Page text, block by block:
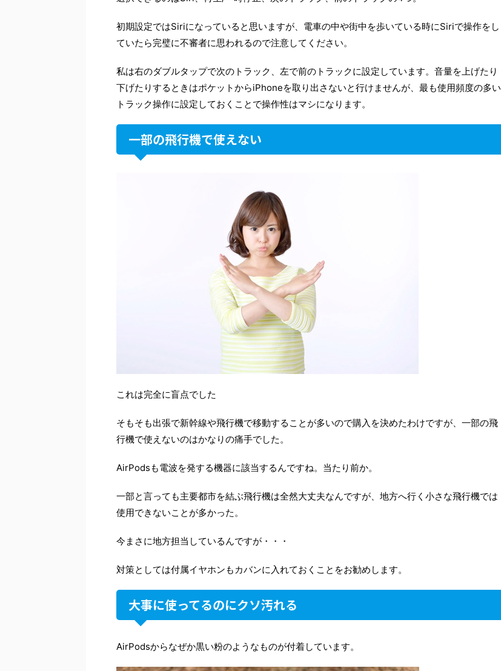
初期設定ではSiriになっていると思いますが、電車の中や街中を歩いている時にSiriで操作をし
ていたら完璧に不審者に思われるので注意してください。
私は右のダブルタップで次のトラック、左で前のトラックに設定しています。音量を上げたり
下げたりするときはポケットからiPhoneを取り出さないと行けませんが、最も使用頻度の多い
トラック操作に設定しておくことで操作性はマシになります。
一部の飛行機で使えない
これは完全に盲点でした
そもそも出張で新幹線や飛行機で移動することが多いので購入を決めたわけですが、一部の飛
行機で使えないのはかなりの痛手でした。
AirPodsも電波を発する機器に該当するんですね。当たり前か。
一部と言っても主要都市を結ぶ飛行機は全然大丈夫なんですが、地方へ行く小さな飛行機では
使用できないことが多かった。
今まさに地方担当しているんですが・・・
対策としては付属イヤホンもカバンに入れておくことをお勧めします。
大事に使ってるのにクソ汚れる
AirPodsからなぜか黒い粉のようなものが付着しています。